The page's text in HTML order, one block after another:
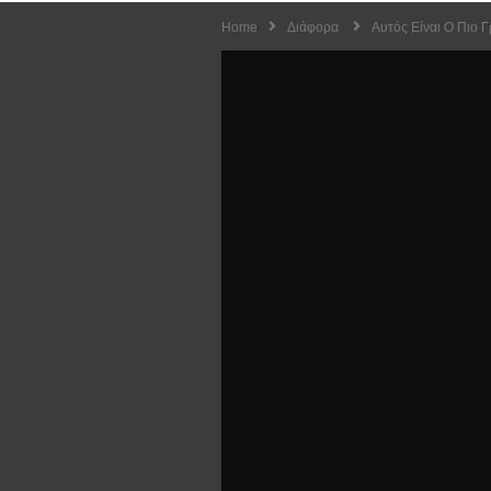
Home Διάφορα Αυτός Είναι Ο Πιο